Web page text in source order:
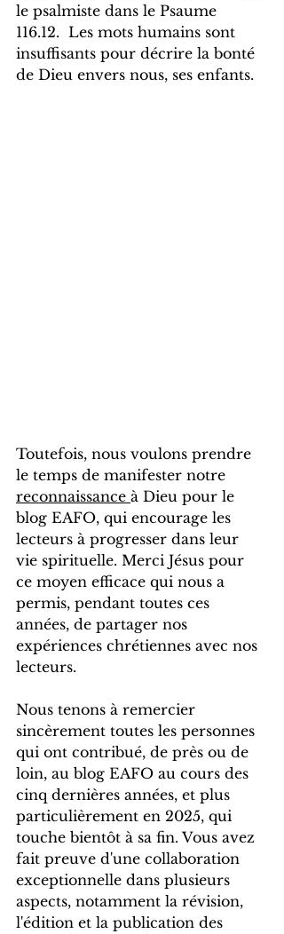
le psalmiste dans le Psaume
116.12.  Les mots humains sont
insuffisants pour décrire la bonté
de Dieu envers nous, ses enfants.
Toutefois, nous voulons prendre
le temps de manifester notre
reconnaissance à Dieu pour le
blog EAFO, qui encourage les
lecteurs à progresser dans leur
vie spirituelle. Merci Jésus pour
ce moyen efficace qui nous a
permis, pendant toutes ces
années, de partager nos
expériences chrétiennes avec nos
lecteurs.
Nous tenons à remercier
sincèrement toutes les personnes
qui ont contribué, de près ou de
loin, au blog EAFO au cours des
cinq dernières années, et plus
particulièrement en 2025, qui
touche bientôt à sa fin. Vous avez
fait preuve d'une collaboration
exceptionnelle dans plusieurs
aspects, notamment la révision,
l'édition et la publication des